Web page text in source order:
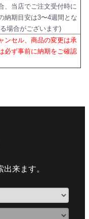
、当店でご注文受付時に
納期目安は3〜4週間とな
場合がございます)
ンセル、商品の変更は承
必ず事前に納期をご確認
来ます。